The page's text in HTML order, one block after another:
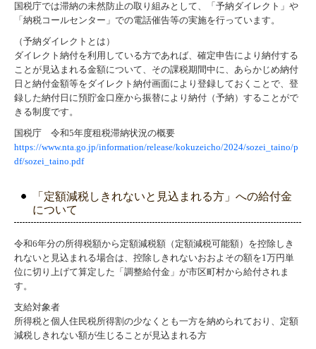
国税庁では滞納の未然防止の取り組みとして、「予納ダイレクト」や
「納税コールセンター」での電話催告等の実施を行っています。
（予納ダイレクトとは）
ダイレクト納付を利用している方であれば、確定申告により納付する
ことが見込まれる金額について、その課税期間中に、あらかじめ納付
日と納付金額等をダイレクト納付画面により登録しておくことで、登
録した納付日に預貯金口座から振替により納付（予納）することがで
きる制度です。
国税庁 令和5年度租税滞納状況の概要
https://www.nta.go.jp/information/release/kokuzeicho/2024/sozei_taino/p
df/sozei_taino.pdf
「定額減税しきれないと見込まれる方」への給付金
について
令和6年分の所得税額から定額減税額（定額減税可能額）を控除しき
れないと見込まれる場合は、控除しきれないおおよその額を1万円単
位に切り上げて算定した「調整給付金」が市区町村から給付されま
す。
支給対象者
所得税と個人住民税所得割の少なくとも一方を納められており、定額
減税しきれない額が生じることが見込まれる方